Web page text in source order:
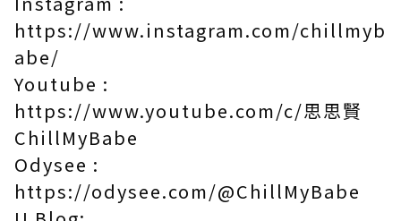
https://www.instagram.com/chillmyb
abe/​
Youtube :
https://www.youtube.com/c/思思賢
ChillMyBabe
Odysee :
https://odysee.com/@ChillMyBabe